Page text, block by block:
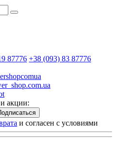
87776 +38 (093) 83 87776
акции:
и согласен с условиями